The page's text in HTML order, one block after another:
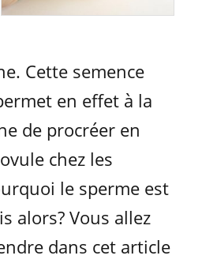
Cette semence
en effet à la
de procréer en
chez les
le sperme est
alors? Vous allez
dans cet article